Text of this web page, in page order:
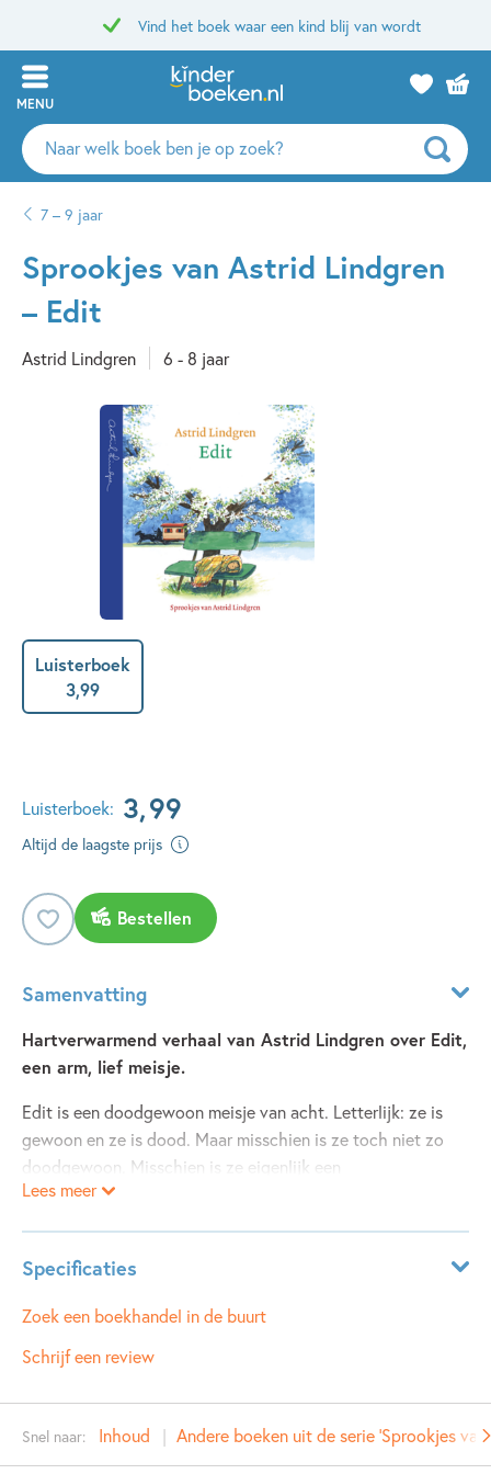
Vind het boek waar een kind blij van wordt
MENU
Zoeken
naar
auteurs
uitgevers
7 – 9 jaar
Sprookjes van Astrid Lindgren
– Edit
Astrid Lindgren 6 - 8 jaar
Luisterboek
3,99
Luisterboek: 3,99
Altijd de laagste prijs
Bestellen
Samenvatting
Hartverwarmend verhaal van Astrid Lindgren over Edit,
een arm, lief meisje.
Edit is een doodgewoon meisje van acht. Letterlijk: ze is
gewoon en ze is dood. Maar misschien is ze toch niet zo
doodgewoon. Misschien is ze eigenlijk een
sprookjesprinses. Jonas Petter uit haar klas vindt in elk
Lees meer
Specificaties
Leeftijdsindicatie: 6 - 8 jaar
ISBN:
9789021683201
Auteur(s):
Astrid Lindgren
Zoek een boekhandel in de buurt
Schrijf een review
Snel naar: Inhoud Andere boeken uit de serie 'Sprookjes